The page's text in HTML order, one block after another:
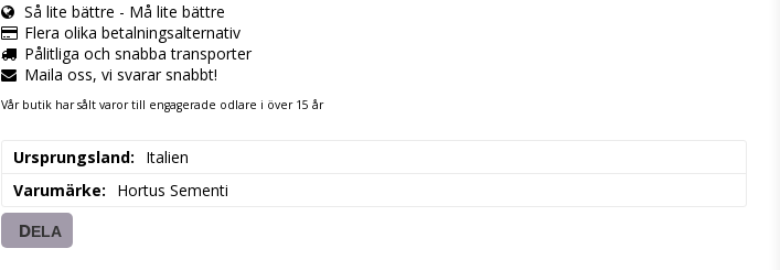
Så lite bättre - Må lite bättre
Flera olika betalningsalternativ
Pålitliga och snabba transporter
Maila oss, vi svarar snabbt!
Vår butik har sålt varor till engagerade odlare i över 15 år
Ursprungsland
Italien
Varumärke
Hortus Sementi
DELA